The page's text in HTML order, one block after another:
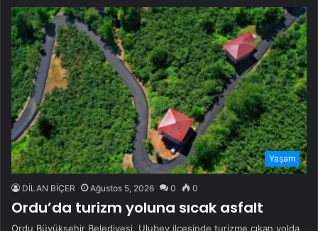
Yaşam
DİLAN BİÇER Ağustos 5, 2026 0 0
Ordu’da turizm yoluna sıcak asfalt
Ordu Büyükşehir Belediyesi, Ulubey ilçesinde turizme çıkan yolda